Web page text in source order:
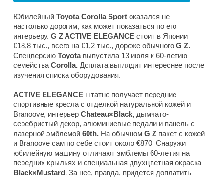
Юбилейный Toyota Corolla Sport оказался не
настолько дорогим, как может показаться по его
интерьеру. G Z ACTIVE ELEGANCE стоит в Японии
€18,8 тыс., всего на €1,2 тыс., дороже обычного G Z.
Спецверсию Toyotaвыпустила 13 июля к 60-летию
семейства Corolla. Доплата выглядит интереснее после
изучения списка оборудования.
ACTIVE ELEGANCE штатно получает передние
спортивные кресла с отделкой натуральной кожей и
Branoove, интерьер Chateau×Black, дымчато-
серебристый декор, алюминиевые педали и панель с
лазерной эмблемой 60th. На обычном G Z пакет с кожей
и Branoove сам по себе стоит около €870. Снаружи
юбилейную машину отличают эмблемы 60-летия на
передних крыльях и специальная двухцветная окраска
Black×Mustard. За нее, правда, придется доплатить